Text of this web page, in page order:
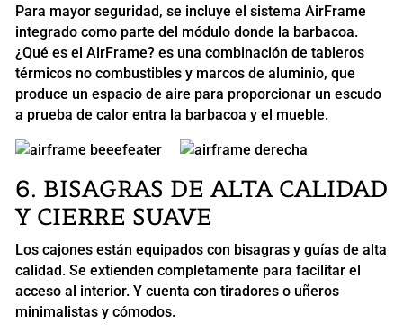
Para mayor seguridad, se incluye el sistema AirFrame
integrado como parte del módulo donde la barbacoa.
¿Qué es el AirFrame? es una combinación de tableros
térmicos no combustibles y marcos de aluminio, que
produce un espacio de aire para proporcionar un escudo
a prueba de calor entra la barbacoa y el mueble.
6. BISAGRAS DE ALTA CALIDAD
Y CIERRE SUAVE
Los cajones están equipados con bisagras y guías de alta
calidad. Se extienden completamente para facilitar el
acceso al interior. Y cuenta con tiradores o uñeros
minimalistas y cómodos.